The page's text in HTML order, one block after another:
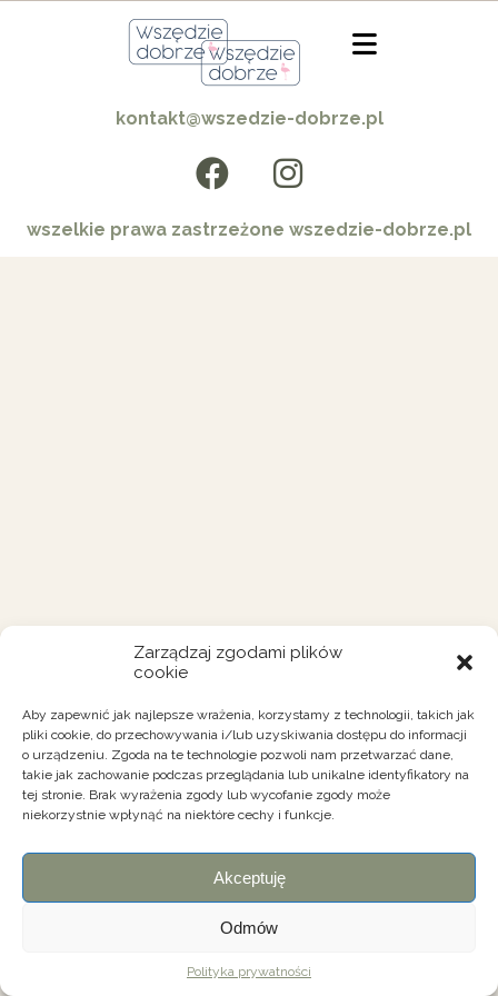
Zarządzaj zgodami plików
cookie
Aby zapewnić jak najlepsze wrażenia, korzystamy z technologii, takich jak
pliki cookie, do przechowywania i/lub uzyskiwania dostępu do informacji
o urządzeniu. Zgoda na te technologie pozwoli nam przetwarzać dane,
takie jak zachowanie podczas przeglądania lub unikalne identyfikatory na
tej stronie. Brak wyrażenia zgody lub wycofanie zgody może
niekorzystnie wpłynąć na niektóre cechy i funkcje.
Akceptuję
Odmów
Polityka prywatności
kontakt@wszedzie-dobrze.pl
wszelkie prawa zastrzeżone wszedzie-dobrze.pl